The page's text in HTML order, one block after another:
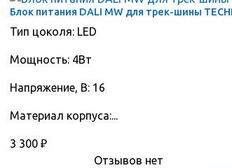
Блок питания DALI MW для трек-шины
Тип цоколя: LED
Мощность: 4Вт
Напряжение, В: 16
Материал корпуса:...
3 300 ₽
Отзывов нет